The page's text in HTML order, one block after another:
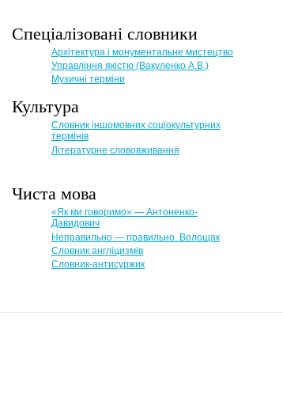
Спеціалізовані словники
Архітектура і монументальне мистецтво
Управління якістю (Вакуленко А.В.)
Музичні терміни
Культура
Словник іншомовних соціокультурних
термінів
Літературне слововживання
Чиста мова
«Як ми говоримо» — Антоненко-
Давидович
Неправильно — правильно. Волощак
Словник англіцизмів
Словник-антисуржик